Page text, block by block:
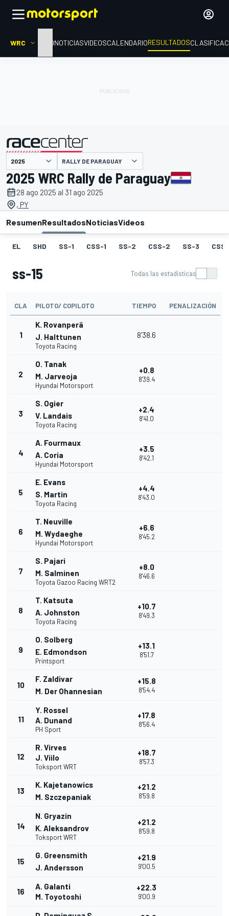
WRC INICIONOTICIASVIDEOSCALENDARIORESULTADOS
presentado por RALLY DE PARAGUAY
2025 WRC Rally de Paraguay
28 ago 2025 al 31 ago 2025
, PY
ResumenResultadosNoticiasVideos
EL SHD SS-1 CSS-1 SS-2 CSS-2 SS-3
ss-15 Todas las estadísticas
CLA PILOTO/ COPILOTO TIEMPO PENALIZACIÓN
1
K. Rovanperä
J. Halttunen
Toyota Racing
8'38.6
2
O. Tanak
M. Jarveoja
Hyundai Motorsport
+0.8
8'39.4
3
S. Ogier
V. Landais
Toyota Racing
+2.4
8'41.0
4
A. Fourmaux
A. Coria
Hyundai Motorsport
+3.5
8'42.1
5
E. Evans
S. Martin
Toyota Racing
+4.4
8'43.0
6
T. Neuville
M. Wydaeghe
Hyundai Motorsport
+6.6
8'45.2
7
S. Pajari
M. Salminen
Toyota Gazoo Racing WRT2
+8.0
8'46.6
8
T. Katsuta
A. Johnston
Toyota Racing
+10.7
8'49.3
9
O. Solberg
E. Edmondson
Printsport
+13.1
8'51.7
10
F. Zaldivar
M. Der Ohannesian
+15.8
8'54.4
11
Y. Rossel
A. Dunand
PH Sport
+17.8
8'56.4
12
R. Virves
J. Viilo
Toksport WRT
+18.7
8'57.3
13
K. Kajetanowics
M. Szczepaniak
+21.2
8'59.8
14
N. Gryazin
K. Aleksandrov
Toksport WRT
+21.2
8'59.8
15
G. Greensmith
J. Andersson
+21.9
9'00.5
16
A. Galanti
M. Toyotoshi
+22.3
9'00.9